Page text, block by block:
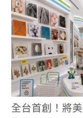
全台首創！將